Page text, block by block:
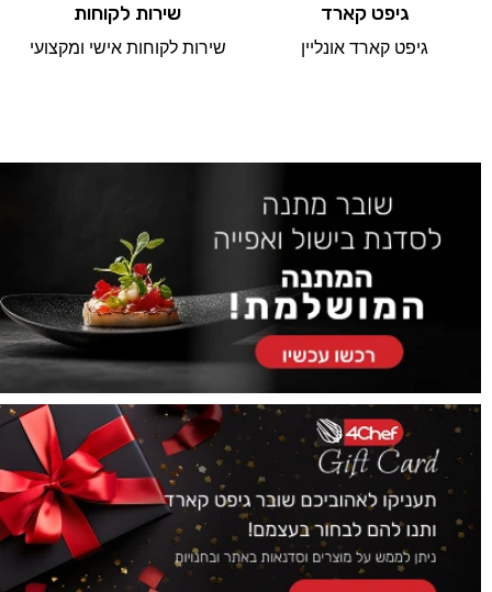
גיפט קארד
גיפט קארד אונליין
שירות לקוחות
שירות לקוחות אישי ומקצועי